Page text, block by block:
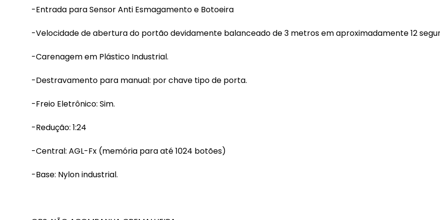
-Entrada para Sensor Anti Esmagamento e Botoeira
-Velocidade de abertura do portão devidamente balanceado de 3 metros em aproximadamente 12
-Carenagem em Plástico Industrial.
-Destravamento para manual: por chave tipo de porta.
-Freio Eletrônico: Sim.
-Redução: 1:24
-Central: AGL-Fx (memória para até 1024 botões)
-Base: Nylon industrial.